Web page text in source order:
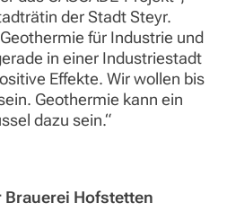
der Stadt Steyr.
für Industrie und
in einer Industriestadt
Effekte. Wir wollen bis
Geothermie kann ein
dazu sein.“
Hofstetten